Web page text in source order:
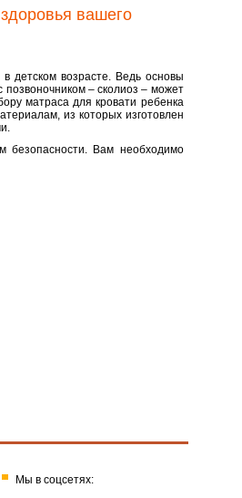
вашего
детском возрасте. Ведь основы
– сколиоз – может
матраса для кровати ребенка
из которых изготовлен
безопасности. Вам необходимо
Мы в соцсетях: